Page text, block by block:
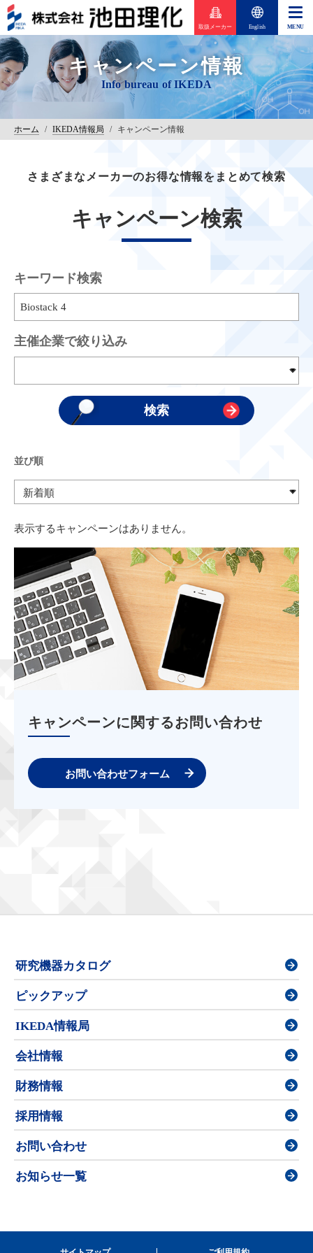
取扱メーカー English
キャンペーン情報
ホーム / IKEDA情報局 / キャンペーン情報
さまざまなメーカーのお得な情報をまとめて検索
キャンペーン検索
キーワード検索
主催企業で絞り込み
並び順
表示するキャンペーンはありません。
キャンペーンに関するお問い合わせ
お問い合わせフォーム
研究機器カタログ
ピックアップ
IKEDA情報局
会社情報
財務情報
採用情報
お問い合わせ
お知らせ一覧